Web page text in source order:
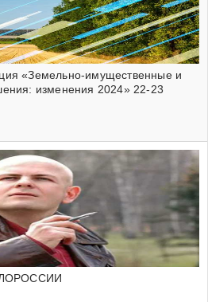
«Земельно-имущественные и
изменения 2024» 22-23